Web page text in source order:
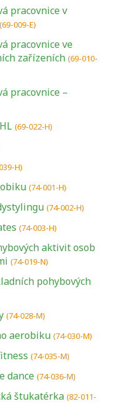
pracovnice v
(69-009-E)
pracovnice ve
zařízeních (69-010-
pracovnice –
(69-022-H)
H)
(74-001-H)
(74-002-H)
(74-003-H)
aktivit osob
(74-019-N)
pohybových
(74-028-M)
aerobiku (74-030-M)
(74-035-M)
dance (74-036-M)
štukatérka (82-011-